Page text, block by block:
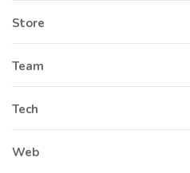
Store
Team
Tech
Web